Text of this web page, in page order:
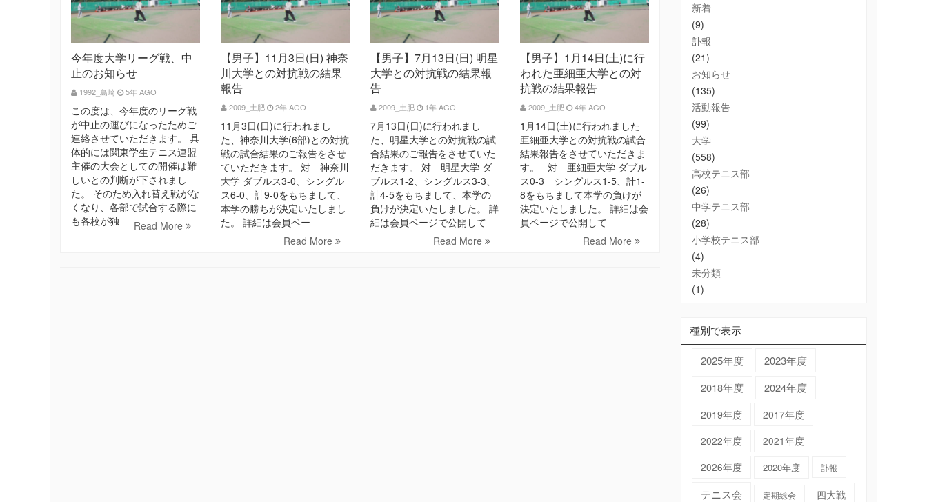
今年度大学リーグ戦、中
止のお知らせ
1992_島崎 5年 AGO
この度は、今年度のリーグ戦
が中止の運びになったためご
連絡させていただきます。 具
体的には関東学生テニス連盟
主催の大会としての開催は難
しいとの判断が下されまし
た。 そのため入れ替え戦がな
くなり、各部で試合する際に
も各校が独
Read More
【男子】11月3日(日) 神奈
川大学との対抗戦の結果
報告
2009_土肥 2年 AGO
11月3日(日)に行われまし
た、神奈川大学(6部)との対抗
戦の試合結果のご報告をさせ
ていただきます。 対 神奈川
大学 ダブルス3-0、シングル
ス6-0、計9-0をもちまして、
本学の勝ちが決定いたしまし
た。 詳細は会員ペー
Read More
【男子】7月13日(日) 明星
大学との対抗戦の結果報
告
2009_土肥 1年 AGO
7月13日(日)に行われまし
た、明星大学との対抗戦の試
合結果のご報告をさせていた
だきます。 対 明星大学 ダ
ブルス1-2、シングルス3-3、
計4-5をもちまして、本学の
負けが決定いたしました。 詳
細は会員ページで公開して
Read More
【男子】1月14日(土)に行
われた亜細亜大学との対
抗戦の結果報告
2009_土肥 4年 AGO
1月14日(土)に行われました
亜細亜大学との対抗戦の試合
結果報告をさせていただきま
す。 対 亜細亜大学 ダブル
ス0-3 シングルス1-5、計1-
8をもちまして本学の負けが
決定いたしました。 詳細は会
員ページで公開して
Read More
新着
(9)
訃報
(21)
お知らせ
(135)
活動報告
(99)
大学
(558)
高校テニス部
(26)
中学テニス部
(28)
小学校テニス部
(4)
未分類
(1)
種別で表示
2025年度
2023年度
2018年度
2024年度
2019年度
2017年度
2022年度
2021年度
2026年度
2020年度 訃報
テニス会 定期総会 四大戦